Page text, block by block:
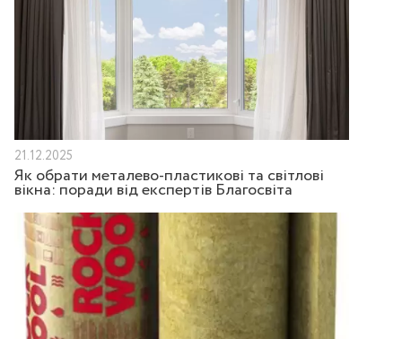
21.12.2025
Як обрати металево-пластикові та світлові
вікна: поради від експертів Благосвіта